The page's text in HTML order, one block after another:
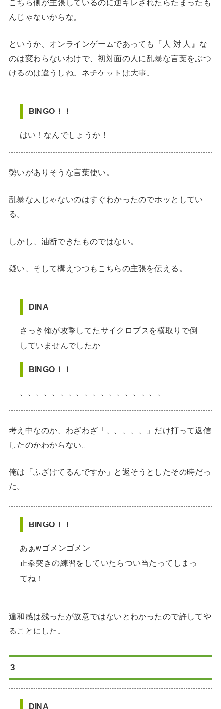
こちら側が主張しているのに逆ギレされたらたまったも
んじゃないからな。
というか、オンラインゲームであっても『人 対 人』な
のは変わらないわけで、初対面の人に乱暴な言葉をぶつ
けるのは違うしね。ネチケットは大事。
BINGO！！
はい！なんでしょうか！
勢いがありそうな言葉使い。
乱暴な人じゃないのはすぐわかったのでホッとしてい
る。
しかし、油断できたものではない。
疑い、そして構えつつもこちらの主張を伝える。
DINA
さっき俺が攻撃してたサイクロプスを横取りで倒
していませんでしたか
BINGO！！
考え中なのか、わざわざ「、、、、、」だけ打って返信
したのかわからない。
俺は「ふざけてるんですか」と返そうとしたその時だっ
た。
BINGO！！
あぁwゴメンゴメン
正拳突きの練習をしていたらつい当たってしまっ
てね！
違和感は残ったが故意ではないとわかったので許してや
ることにした。
3
DINA